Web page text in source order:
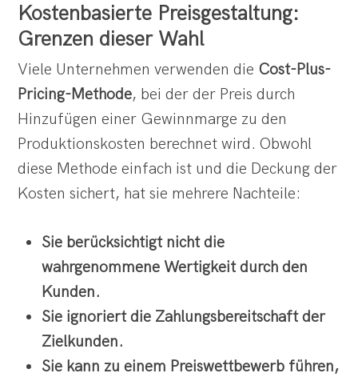
Kostenbasierte Preisgestaltung:
Grenzen dieser Wahl
Viele Unternehmen verwenden die Cost-Plus-
Pricing-Methode, bei der der Preis durch
Hinzufügen einer Gewinnmarge zu den
Produktionskosten berechnet wird. Obwohl
diese Methode einfach ist und die Deckung der
Kosten sichert, hat sie mehrere Nachteile:
Sie berücksichtigt nicht die
wahrgenommene Wertigkeit durch den
Kunden.
Sie ignoriert die Zahlungsbereitschaft der
Zielkunden.
Sie kann zu einem Preiswettbewerb führen,